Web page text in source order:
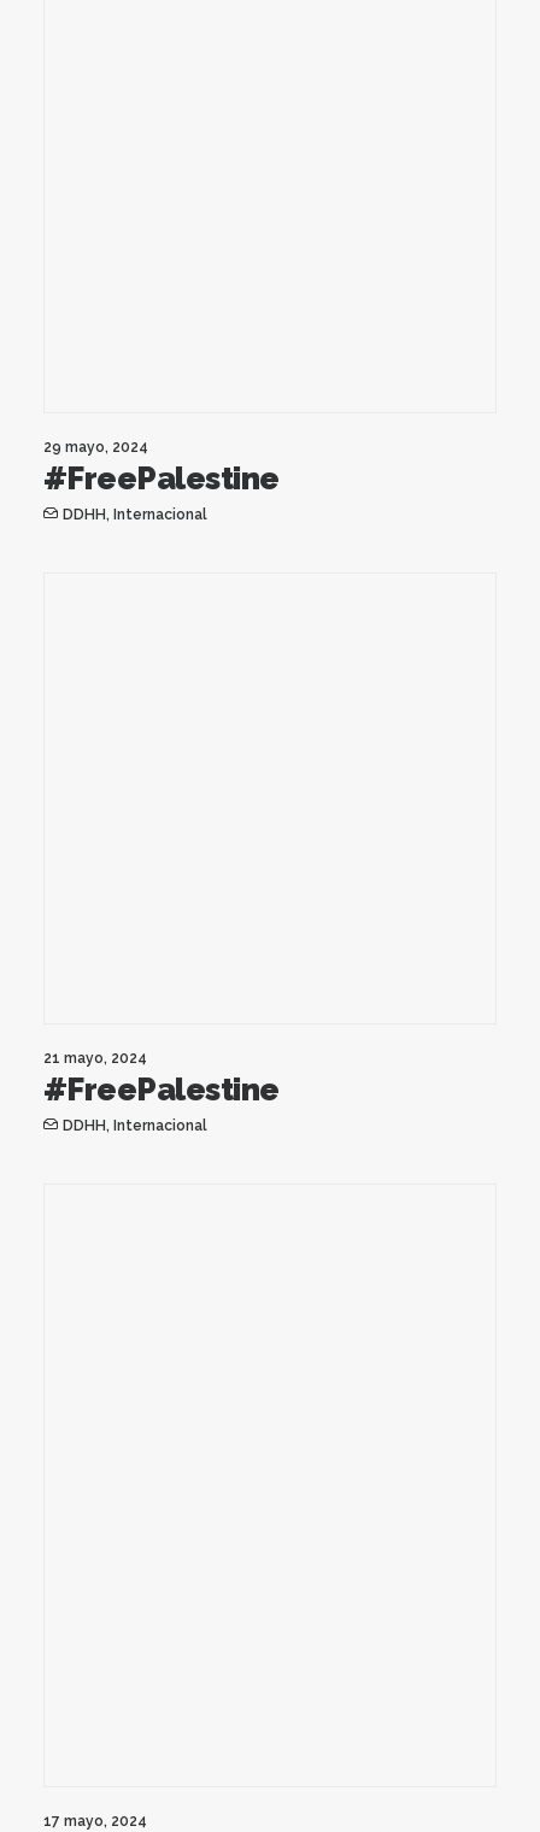
29 mayo, 2024
#FreePalestine
DDHH, Internacional
21 mayo, 2024
#FreePalestine
DDHH, Internacional
17 mayo, 2024